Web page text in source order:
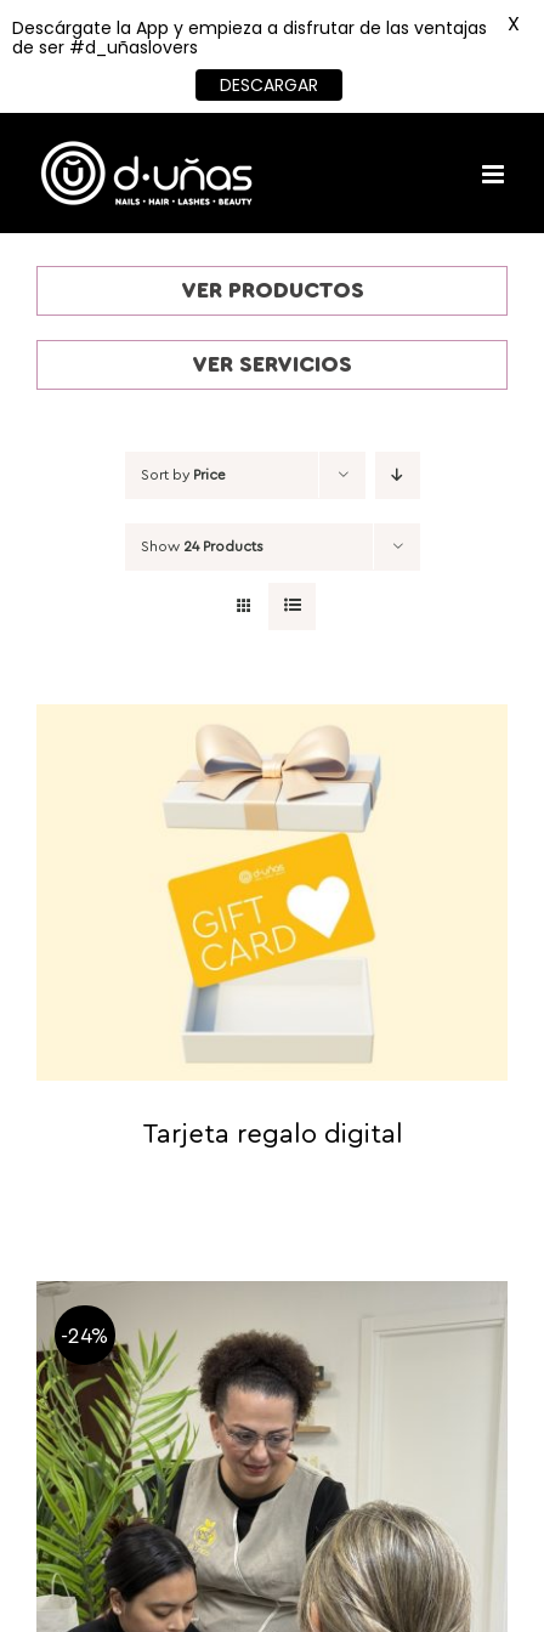
content
VER PRODUCTOS
VER SERVICIOS
Sort by Price
Show 24 Products
Tarjeta regalo digital
-24%
Descárgate la App y empieza a disfrutar de las ventajas
de ser #d_uñaslovers
DESCARGAR
X